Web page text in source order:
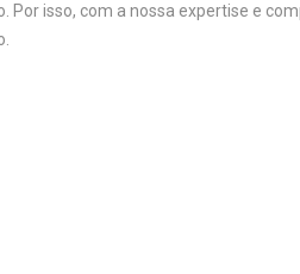
isso, com a nossa expertise e